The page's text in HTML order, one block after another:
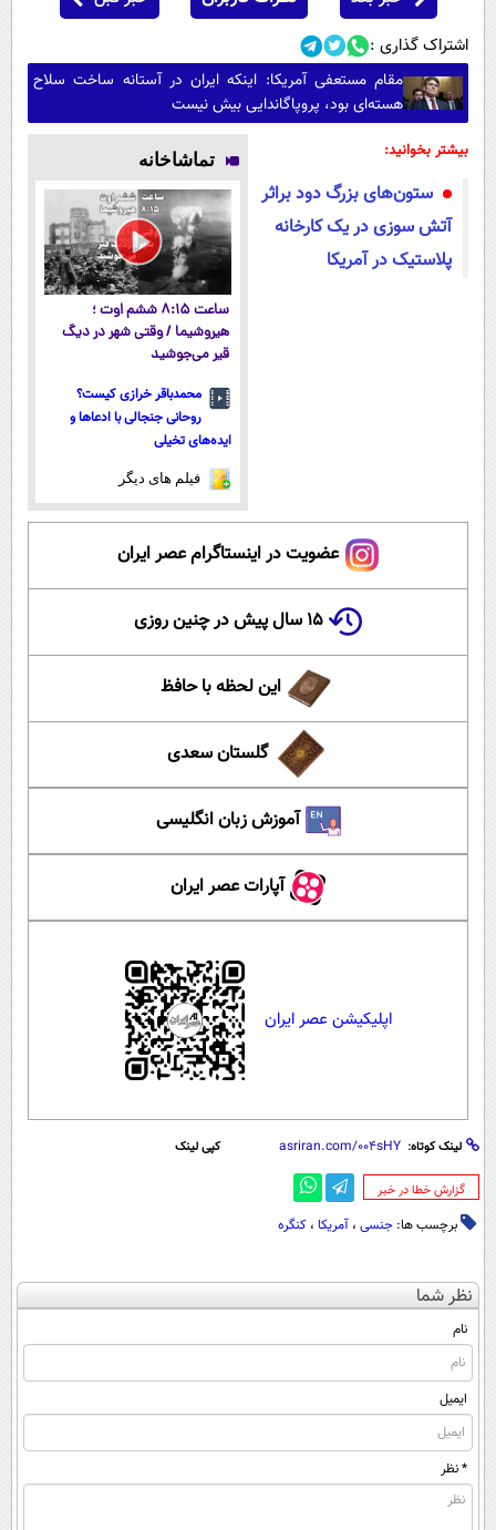
اشتراک گذاری :
مقام مستعفی آمریکا: اینکه ایران در آستانه ساخت سلاح
هسته‌ای بود، پروپاگاندایی بیش نیست
بیشتر بخوانید:
ستون‌های بزرگ دود براثر
آتش سوزی در یک کارخانه
پلاستیک در آمریکا
تماشاخانه
ساعت ۸:۱۵ ششم اوت ؛
هیروشیما / وقتی شهر در دیگ
قیر می‌جوشید
محمدباقر خرازی کیست؟
روحانی جنجالی با ادعاها و
ایده‌های تخیلی
فیلم های دیگر
عضویت در اینستاگرام عصر ایران
۱۵ سال پیش در چنین روزی
این لحظه با حافظ
گلستان سعدی
آموزش زبان انگلیسی
آپارات عصر ایران
اپلیکیشن عصر ایران
لینک کوتاه: کپی لینک
‌گزارش خطا در خبر
برچسب ها: جنسی ، آمریکا ، کنگره
نظر شما
نام
ایمیل
* نظر